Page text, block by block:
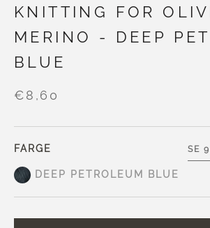
KNITTING FOR
MERINO - DEEP
BLUE
€8,60
FARGE
DEEP PETROLEUM BLUE
SE